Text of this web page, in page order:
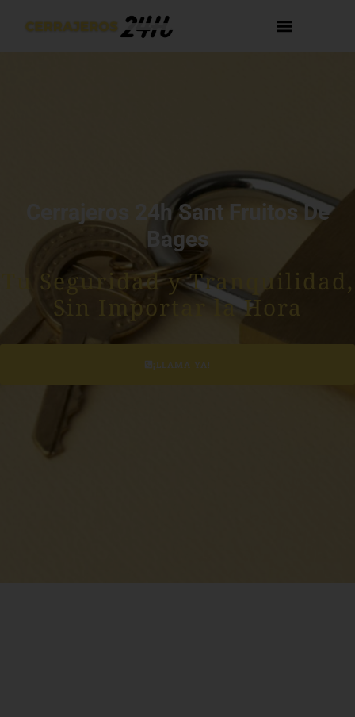
Cerrajeros 24h Sant Fruitos De
Bages
Tu Seguridad y Tranquilidad,
Sin Importar la Hora
¡LLAMA YA!